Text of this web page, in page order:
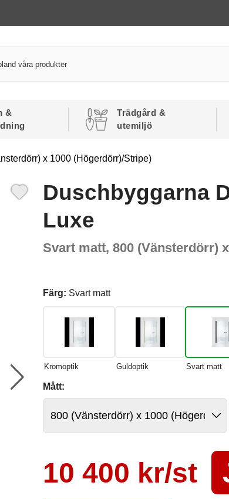
&
Trädgård &
utemiljö
x 1000 (Högerdörr)/Stripe)
Duschbyggarna
Luxe
Svart matt, 800 (Vänsterdörr)
Färg: Svart matt
Kromoptik Guldoptik Svart matt
Mått:
10 400 kr/st